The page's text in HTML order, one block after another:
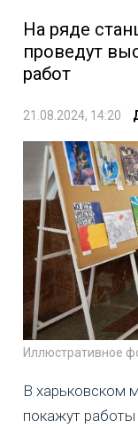
На ряде
проведут
работ
21.08.2024, 14:20
Иллюстративное
В харьковском
покажут работы